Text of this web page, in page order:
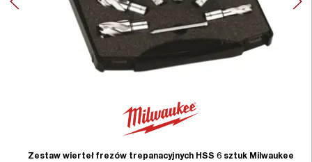
Zestaw wierteł frezów trepanacyjnych HSS 6 sztuk Milwaukee